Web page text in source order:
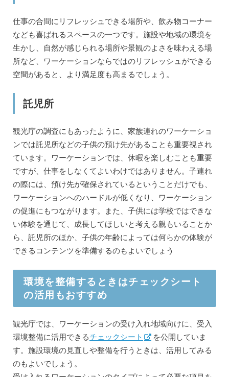
仕事の合間にリフレッシュできる場所や、飲み物コーナー
なども喜ばれるスペースの一つです。施設や地域の環境を
生かし、自然が感じられる場所や景観のよさを味わえる場
所など、ワーケーションならではのリフレッシュができる
空間があると、より満足度も高まるでしょう。
託児所
観光庁の調査にもあったように、家族連れのワーケーショ
ンでは託児所などの子供の預け先があることも重要視され
ています。ワーケーションでは、休暇を楽しむことも重要
ですが、仕事をしなくてよいわけではありません。子連れ
の際には、預け先が確保されているということだけでも、
ワーケーションへのハードルが低くなり、ワーケーション
の促進にもつながります。また、子供には学校ではできな
い体験を通じて、成長してほしいと考える親もいることか
ら、託児所のほか、子供の年齢によっては何らかの体験が
できるコンテンツを準備するのもよいでしょう
環境を整備するときはチェックシート
の活用もおすすめ
観光庁では、ワーケーションの受け入れ地域向けに、受入
環境整備に活用できるチェックシート
を公開していま
す。施設環境の見直しや整備を行うときは、活用してみる
のもよいでしょう。